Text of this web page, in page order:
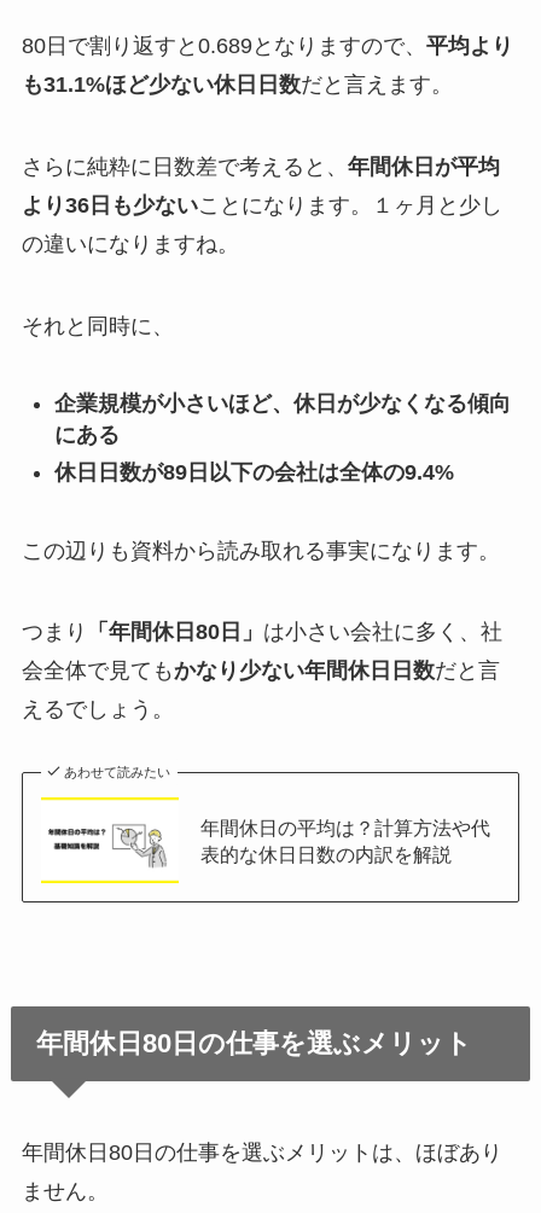
80日で割り返すと0.689となりますので、 平均より
も31.1%ほど少ない休日日数だと言えます。
さらに純粋に日数差で考えると、 年間休日が平均
より36日も少ないことになります。１ヶ月と少し
の違いになりますね。
それと同時に、
企業規模が小さいほど、休日が少なくなる傾向
にある
休日日数が89日以下の会社は全体の9.4%
この辺りも資料から読み取れる事実になります。
つまり 「年間休日80日」 は小さい会社に多く、社
会全体で見てもかなり少ない年間休日日数だと言
えるでしょう。
あわせて読みたい
年間休日の平均は？計算方法や代
表的な休日日数の内訳を解説
年間休日80日の仕事を選ぶメリット
年間休日80日の仕事を選ぶメリットは、ほぼあり
ません。